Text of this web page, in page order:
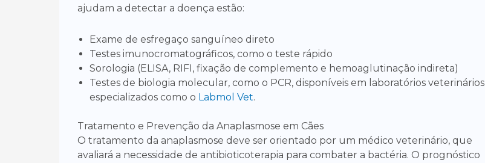
ajudam a detectar a doença estão:
Exame de esfregaço sanguíneo direto
Testes imunocromatográficos, como o teste rápido
Sorologia (ELISA, RIFI, fixação de complemento e hemoaglutinação indireta)
Testes de biologia molecular, como o PCR, disponíveis em laboratórios veterinários
especializados como o Labmol Vet.
Tratamento e Prevenção da Anaplasmose em Cães
O tratamento da anaplasmose deve ser orientado por um médico veterinário, que
avaliará a necessidade de antibioticoterapia para combater a bactéria. O prognóstico